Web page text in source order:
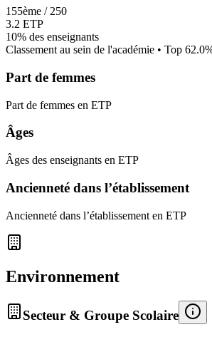
155ème / 250
3.2 ETP
10% des enseignants
Classement au sein de l'académie • Top 62.0
Part de femmes
Part de femmes en ETP
Âges
Âges des enseignants en ETP
Ancienneté dans l’établissement
Ancienneté dans l’établissement en ETP
Environnement
Secteur & Groupe Scolaire